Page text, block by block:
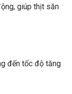
giúp thịt săn
đến tốc độ tăng